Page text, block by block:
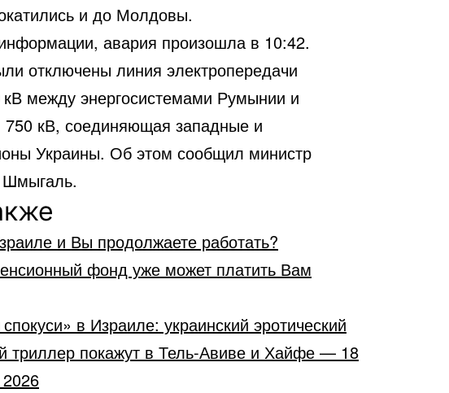
и до Молдовы.
авария произошла в 10:42.
отключены линия электропередачи
между энергосистемами Румынии и
кВ, соединяющая западные и
Украины. Об этом сообщил министр
Шмыгаль.
и Вы продолжаете работать?
фонд уже может платить Вам
спокуси» в Израиле: украинский эротический
триллер покажут в Тель-Авиве и Хайфе — 18
2026